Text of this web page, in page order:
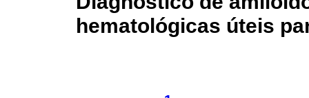
hematológicas úteis